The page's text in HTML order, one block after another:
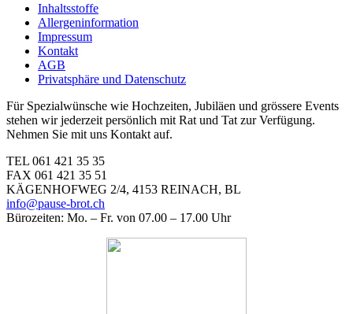
Inhaltsstoffe
Allergeninformation
Impressum
Kontakt
AGB
Privatsphäre und Datenschutz
Für Spezialwünsche wie Hochzeiten, Jubiläen und grössere Events
stehen wir jederzeit persönlich mit Rat und Tat zur Verfügung.
Nehmen Sie mit uns Kontakt auf.
TEL 061 421 35 35
FAX 061 421 35 51
KÄGENHOFWEG 2/4, 4153 REINACH, BL
info@pause-brot.ch
Bürozeiten: Mo. – Fr. von 07.00 – 17.00 Uhr